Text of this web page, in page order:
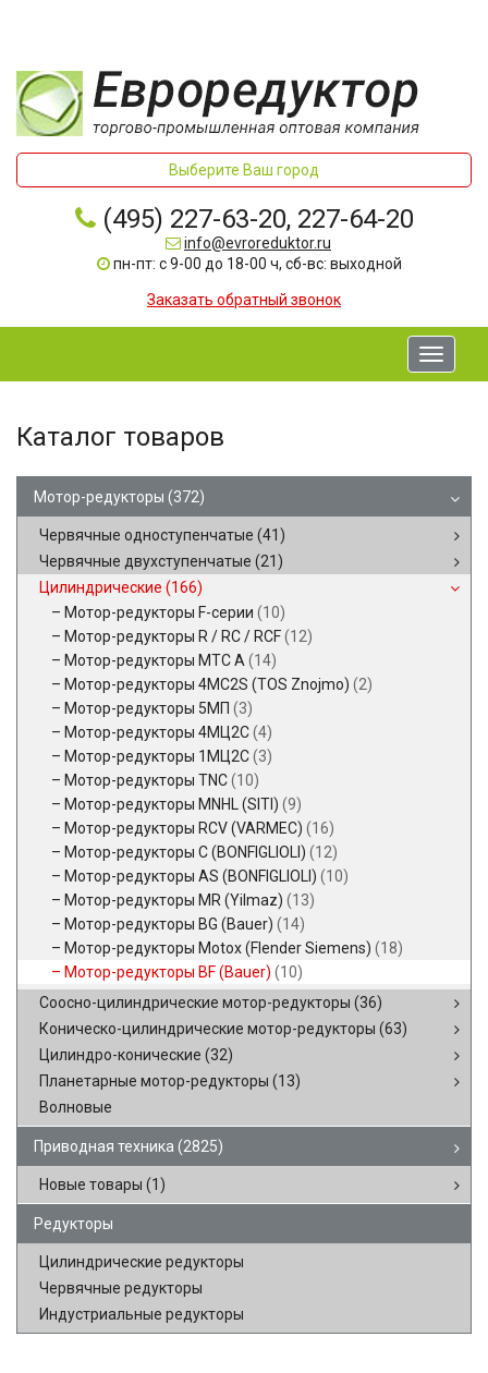
Выберите Ваш город
(495) 227-63-20, 227-64-20
info@evroreduktor.ru
пн-пт: с 9-00 до 18-00 ч, сб-вс: выходной
Заказать обратный звонок
Toggle
Каталог товаров
Мотор-редукторы (372)
Червячные одноступенчатые (41)
Червячные двухступенчатые (21)
Цилиндрические (166)
Мотор-редукторы F-серии (10)
Мотор-редукторы R / RC / RCF(12)
Мотор-редукторы MTC A (14)
Мотор-редукторы 4MC2S (TOS Znojmo) (2)
Мотор-редукторы 5МП (3)
Мотор-редукторы 4МЦ2С(4)
Мотор-редукторы 1МЦ2С(3)
Мотор-редукторы TNC(10)
Мотор-редукторы MNHL (SITI) (9)
Мотор-редукторы RCV (VARMEC) (16)
Мотор-редукторы C (BONFIGLIOLI) (12)
Мотор-редукторы AS (BONFIGLIOLI) (10)
Мотор-редукторы MR (Yilmaz) (13)
Мотор-редукторы BG (Bauer) (14)
Мотор-редукторы Motox (Flender Siemens) (18)
Мотор-редукторы BF (Bauer) (10)
Соосно-цилиндрические мотор-редукторы (36)
Коническо-цилиндрические мотор-редукторы (63)
Цилиндро-конические (32)
Планетарные мотор-редукторы (13)
Волновые
Приводная техника (2825)
Новые товары (1)
Редукторы
Цилиндрические редукторы
Червячные редукторы
Индустриальные редукторы